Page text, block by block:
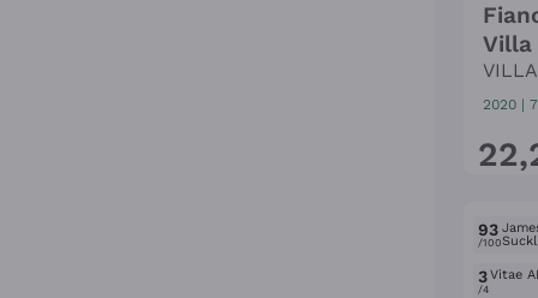
Villa
2020
22,
93
/100
3
/4
Vitae